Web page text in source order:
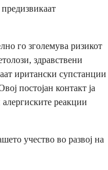
го зголемува ризикот
здравствени
иритански супстанции
постојан контакт ја
алергиските реакции
учество во развој на